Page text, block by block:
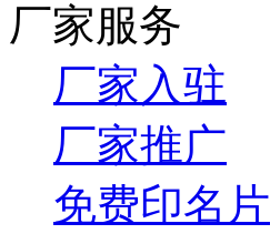
厂家服务
厂家入驻
厂家推广
免费印名片